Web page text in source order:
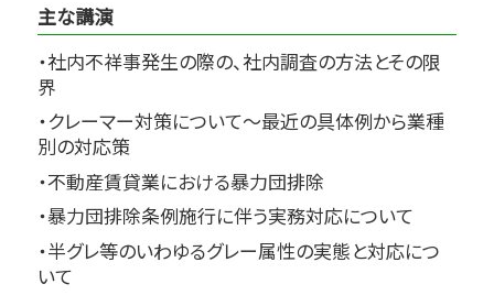
主な講演
・社内不祥事発生の際の、社内調査の方法とその限
界
・クレーマー対策について～最近の具体例から業種
別の対応策
・不動産賃貸業における暴力団排除
・暴力団排除条例施行に伴う実務対応について
・半グレ等のいわゆるグレー属性の実態と対応につ
いて